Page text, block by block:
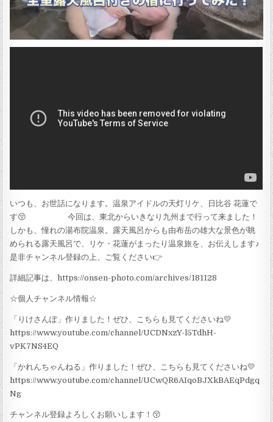
いつも、お世話になります。温泉アイドルの天灯リケ、日比谷 花蓮で
す😚 今回は、東北からいきなり九州まで行って来ました！
しかも、憧れの湯布院温泉。露天風呂からも由布岳の雄大な景色が眺
められる露天風呂で、リケ・花蓮がまったり温泉旅を、お伝えします♪
是非チャンネル登録の上、ご覧ください👉
詳細記事は、https://onsen-photo.com/archives/181128
☆個人チャンネル情報☆
「りけさんぽ」作りました！ぜひ、こちらも見てくださいね💛
https://www.youtube.com/channel/UCDNxzY-l5TdhH-
vPK7NS4EQ
「かれんちゃんねる」作りました！ぜひ、こちらも見てくださいね💛
https://www.youtube.com/channel/UCwQR6AIqoBJXkBAEqPdgq
Ng
チャンネル登録よろしくお願いします！😚